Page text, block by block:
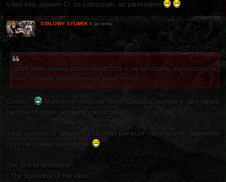
o bez kitu, powiem Ci, że zabrzmiało, aż parsknąłem
STALOWY SYLWEK 8 lat temu
Zdaję sobie sprawę, czemu akurat SSS ci się spodobało, ale uważam, że
TAoD to równie dobry napierdol, nawet lepszy.
Czemu?
Mam inne wrażenie skoro uważasz następcę jako album
bardziej chamski, wulgarny i nieokrzesany.
Teraz rozbiorę te albumy na czynniki pierwsze - wyznaczniki napierdolu
czyli tak zwane napierdolniki
"the arts of destruction":
- The Splendour of the Idols